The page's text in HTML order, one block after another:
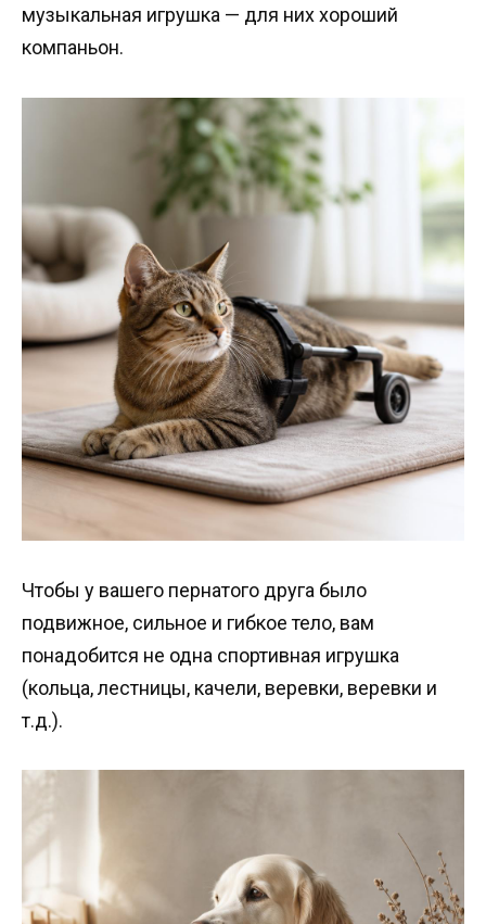
музыкальная игрушка — для них хороший
компаньон.
Чтобы у вашего пернатого друга было
подвижное, сильное и гибкое тело, вам
понадобится не одна спортивная игрушка
(кольца, лестницы, качели, веревки, веревки и
т.д.).